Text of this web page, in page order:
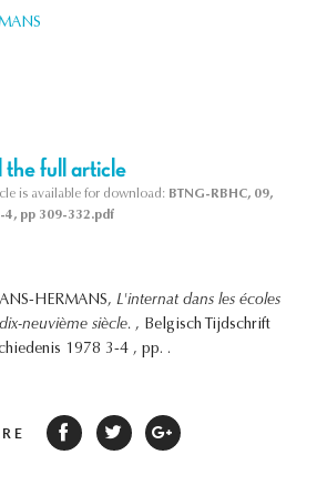
the full article
is available for download: BTNG-RBHC, 09,
4, pp 309-332.pdf
HERMANS, L'internat dans les écoles
neuvième siècle. , Belgisch Tijdschrift
1978 3-4 , pp. .